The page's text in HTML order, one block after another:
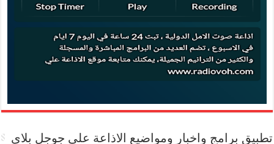
تطبيق برامج واخبار ومواضيع الاذاعة علي جوجل بلاي